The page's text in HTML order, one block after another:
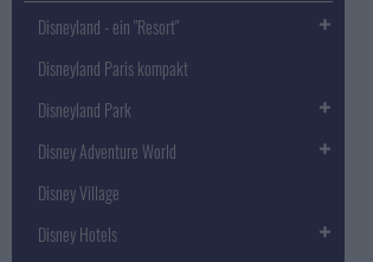
Disneyland - ein "Resort"
Disneyland Paris kompakt
Disneyland Park
Disney Adventure World
Disney Village
Disney Hotels